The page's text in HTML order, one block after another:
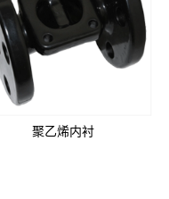
聚乙烯内衬